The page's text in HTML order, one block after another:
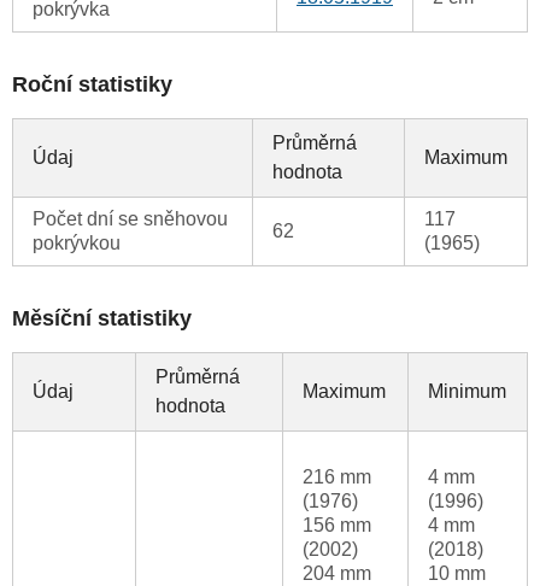
pokrývka
Roční statistiky
Údaj
Průměrná
hodnota
Maximum
Počet dní se sněhovou
pokrývkou
62
117
(1965)
Měsíční statistiky
Údaj
Průměrná
hodnota
Maximum Minimum
216 mm
(1976)
156 mm
(2002)
204 mm
4 mm
(1996)
4 mm
(2018)
10 mm